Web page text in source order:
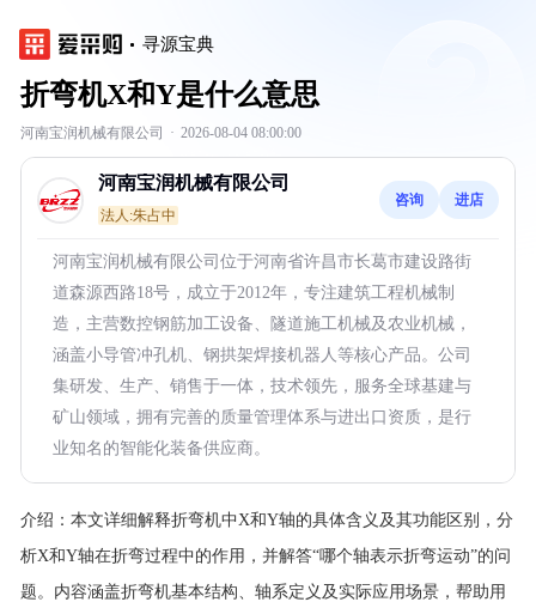
寻源宝典
折弯机X和Y是什么意思
河南宝润机械有限公司 · 2026-08-04 08:00:00
河南宝润机械有限公司
法人:朱占中
咨询 进店
河南宝润机械有限公司位于河南省许昌市长葛市建设路街
道森源西路18号，成立于2012年，专注建筑工程机械制
造，主营数控钢筋加工设备、隧道施工机械及农业机械，
涵盖小导管冲孔机、钢拱架焊接机器人等核心产品。公司
集研发、生产、销售于一体，技术领先，服务全球基建与
矿山领域，拥有完善的质量管理体系与进出口资质，是行
业知名的智能化装备供应商。
介绍： 本文详细解释折弯机中X和Y轴的具体含义及其功能区别，分
析X和Y轴在折弯过程中的作用，并解答“哪个轴表示折弯运动”的问
题。内容涵盖折弯机基本结构、轴系定义及实际应用场景，帮助用